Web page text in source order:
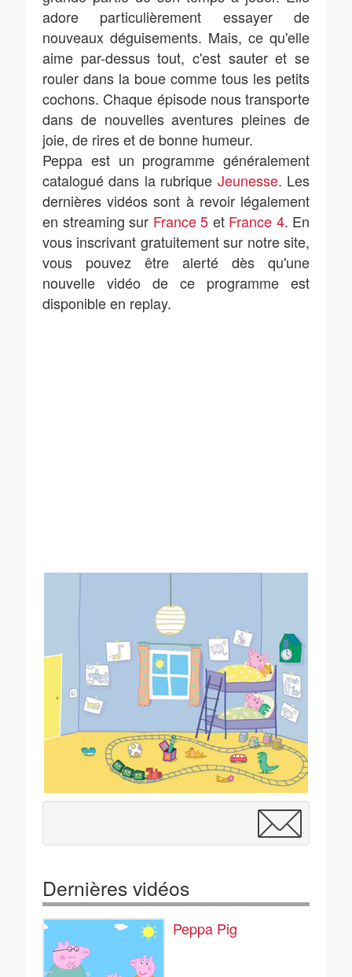
adore particulièrement essayer de
nouveaux déguisements. Mais, ce qu'elle
aime par-dessus tout, c'est sauter et se
rouler dans la boue comme tous les petits
cochons. Chaque épisode nous transporte
dans de nouvelles aventures pleines de
joie, de rires et de bonne humeur.
Peppa est un programme généralement
catalogué dans la rubrique Jeunesse. Les
dernières vidéos sont à revoir légalement
en streaming sur France 5 et France 4. En
vous inscrivant gratuitement sur notre site,
vous pouvez être alerté dès qu'une
nouvelle vidéo de ce programme est
disponible en replay.
Dernières vidéos
Peppa Pig